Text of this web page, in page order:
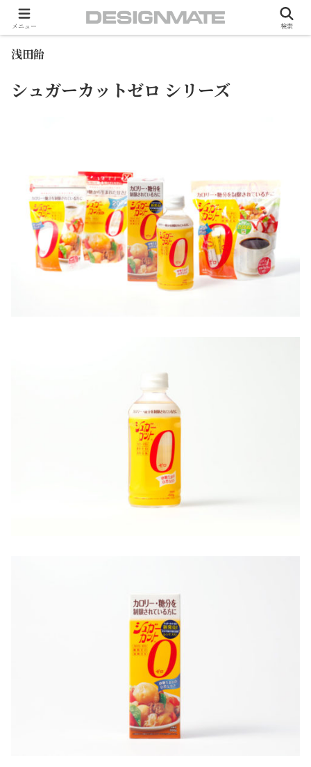
ホーム Package Food
浅田飴
シュガーカットゼロ シリーズ
メニュー 検索